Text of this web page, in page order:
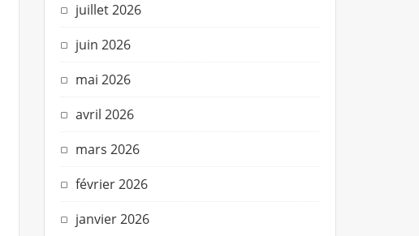
juillet 2026
juin 2026
mai 2026
avril 2026
mars 2026
février 2026
janvier 2026